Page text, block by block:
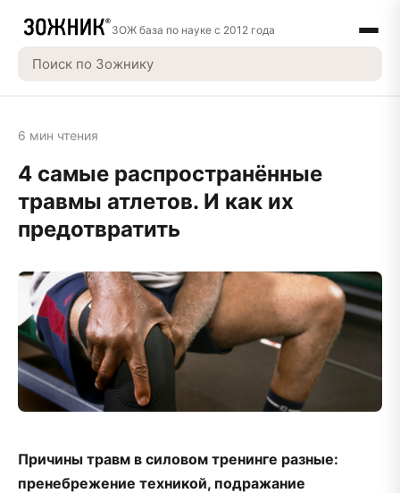
ЗОЖ база по науке с 2012 года
6 мин чтения
4 самые распространённые
травмы атлетов. И как их
предотвратить
Причины травм в силовом тренинге разные:
пренебрежение техникой, подражание